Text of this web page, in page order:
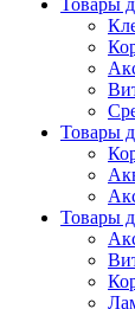
Товары
Товары
Товары